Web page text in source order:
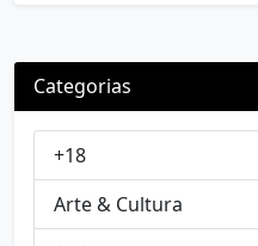
Categorias
+18
Arte & Cultura